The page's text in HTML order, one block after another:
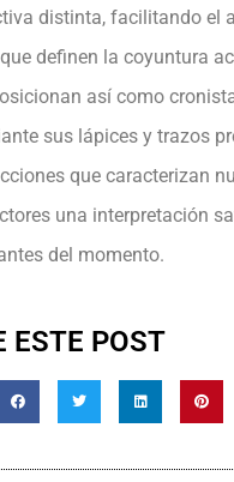
distinta, facilitando el
definen la coyuntura
así como
sus lápices y trazos
que caracterizan
una interpretación
del momento.
ESTE POST